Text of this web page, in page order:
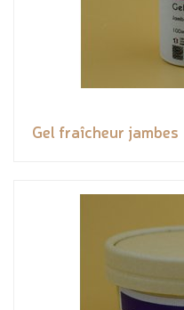
Gel fraîcheur jambes